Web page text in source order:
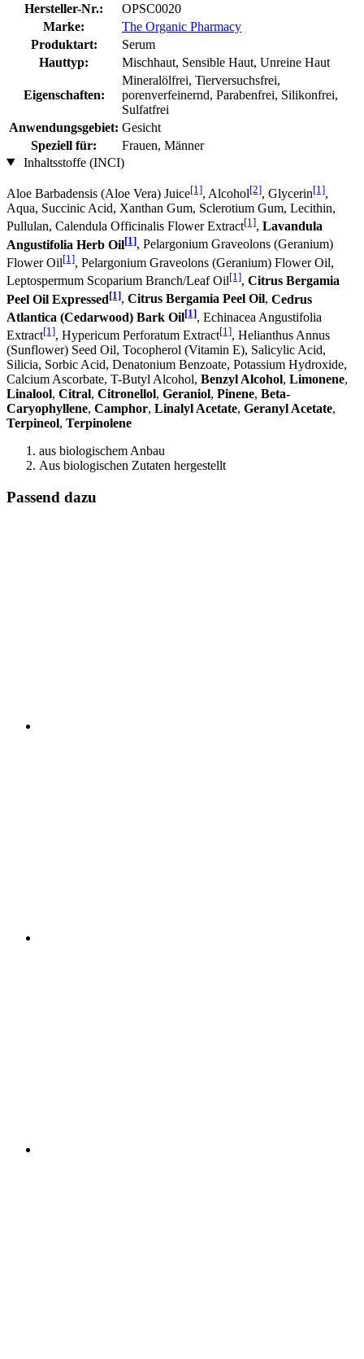
Hersteller-Nr.:
OPSC0020
Marke:
The Organic Pharmacy
Produktart:
Serum
Hauttyp:
Mischhaut, Sensible Haut, Unreine Haut
Eigenschaften:
Mineralölfrei, Tierversuchsfrei,
porenverfeinernd, Parabenfrei, Silikonfrei,
Sulfatfrei
Anwendungsgebiet: Gesicht
Speziell für:
Frauen, Männer
Inhaltsstoffe (INCI)
Aloe Barbadensis (Aloe Vera) Juice[1], Alcohol[2], Glycerin[1],
Aqua, Succinic Acid, Xanthan Gum, Sclerotium Gum, Lecithin,
Pullulan, Calendula Officinalis Flower Extract[1], Lavandula
Angustifolia Herb Oil[1], Pelargonium Graveolons (Geranium)
Flower Oil[1], Pelargonium Graveolons (Geranium) Flower Oil,
Leptospermum Scoparium Branch/Leaf Oil[1], Citrus Bergamia
Peel Oil Expressed[1], Citrus Bergamia Peel Oil, Cedrus
Atlantica (Cedarwood) Bark Oil[1], Echinacea Angustifolia
Extract[1], Hypericum Perforatum Extract[1], Helianthus Annus
(Sunflower) Seed Oil, Tocopherol (Vitamin E), Salicylic Acid,
Silicia, Sorbic Acid, Denatonium Benzoate, Potassium Hydroxide,
Calcium Ascorbate, T-Butyl Alcohol, Benzyl Alcohol, Limonene,
Linalool, Citral, Citronellol, Geraniol, Pinene, Beta-
Caryophyllene, Camphor, Linalyl Acetate, Geranyl Acetate,
Terpineol, Terpinolene
aus biologischem Anbau
Aus biologischen Zutaten hergestellt
Passend dazu